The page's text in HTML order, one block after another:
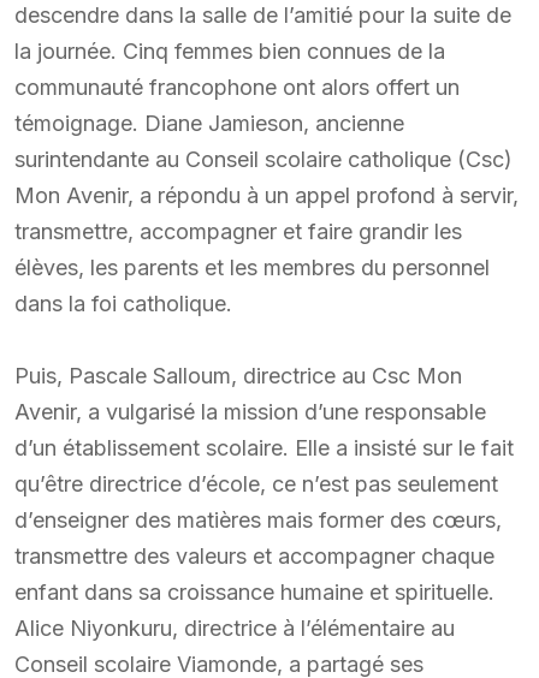
descendre dans la salle de l’amitié pour la suite de
la journée. Cinq femmes bien connues de la
communauté francophone ont alors offert un
témoignage. Diane Jamieson, ancienne
surintendante au Conseil scolaire catholique (Csc)
Mon Avenir, a répondu à un appel profond à servir,
transmettre, accompagner et faire grandir les
élèves, les parents et les membres du personnel
dans la foi catholique.
Puis, Pascale Salloum, directrice au Csc Mon
Avenir, a vulgarisé la mission d’une responsable
d’un établissement scolaire. Elle a insisté sur le fait
qu’être directrice d’école, ce n’est pas seulement
d’enseigner des matières mais former des cœurs,
transmettre des valeurs et accompagner chaque
enfant dans sa croissance humaine et spirituelle.
Alice Niyonkuru, directrice à l’élémentaire au
Conseil scolaire Viamonde, a partagé ses